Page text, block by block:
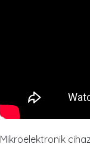
Mikroelektronik